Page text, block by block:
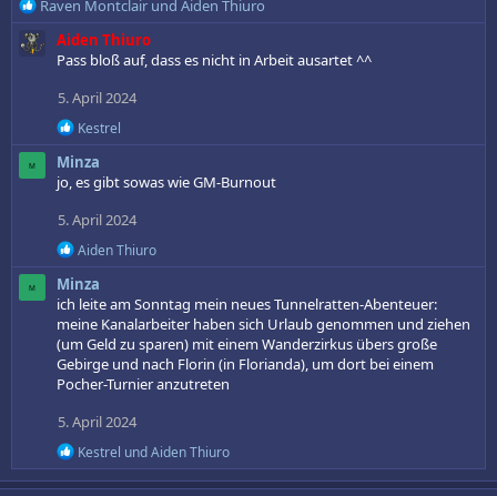
n
:
R
e
a
n
n
Raven Montclair und Aiden Thiuro
Aiden Thiuro
Pass bloß auf, dass es nicht in Arbeit ausartet ^^
5. April 2024
R
e
a
k
i
o
n
e
n
Kestrel
M
Minza
jo, es gibt sowas wie GM-Burnout
5. April 2024
R
e
a
k
t
o
n
e
:
Aiden Thiuro
M
Minza
ich leite am Sonntag mein neues Tunnelratten-Abenteuer:
meine Kanalarbeiter haben sich Urlaub genommen und ziehen
(um Geld zu sparen) mit einem Wanderzirkus übers große
Gebirge und nach Florin (in Florianda), um dort bei einem
Pocher-Turnier anzutreten
5. April 2024
R
e
a
Kestrel undAiden Thiuro